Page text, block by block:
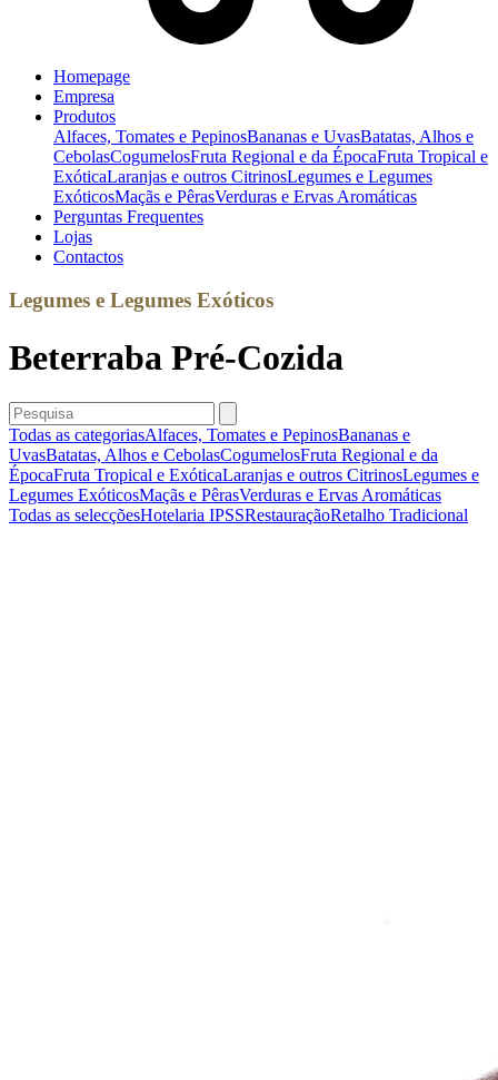
Homepage
Empresa
Produtos
Alfaces, Tomates e PepinosBananas e UvasBatatas, Alhos e
CebolasCogumelosFruta Regional e da ÉpocaFruta Tropical e
ExóticaLaranjas e outros CitrinosLegumes e Legumes
ExóticosMaçãs e PêrasVerduras e Ervas Aromáticas
Perguntas Frequentes
Lojas
Contactos
Legumes e Legumes Exóticos
Beterraba Pré-Cozida
Todas as categoriasAlfaces, Tomates e PepinosBananas e
UvasBatatas, Alhos e CebolasCogumelosFruta Regional e da
ÉpocaFruta Tropical e ExóticaLaranjas e outros CitrinosLegumes e
Legumes ExóticosMaçãs e PêrasVerduras e Ervas Aromáticas
Todas as selecçõesHotelaria IPSSRestauraçãoRetalho Tradicional